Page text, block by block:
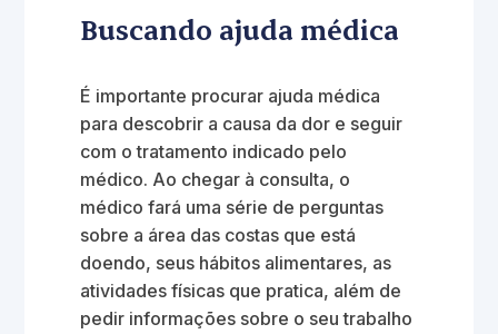
Buscando ajuda médica
É importante procurar ajuda médica
para descobrir a causa da dor e seguir
com o tratamento indicado pelo
médico. Ao chegar à consulta, o
médico fará uma série de perguntas
sobre a área das costas que está
doendo, seus hábitos alimentares, as
atividades físicas que pratica, além de
pedir informações sobre o seu trabalho